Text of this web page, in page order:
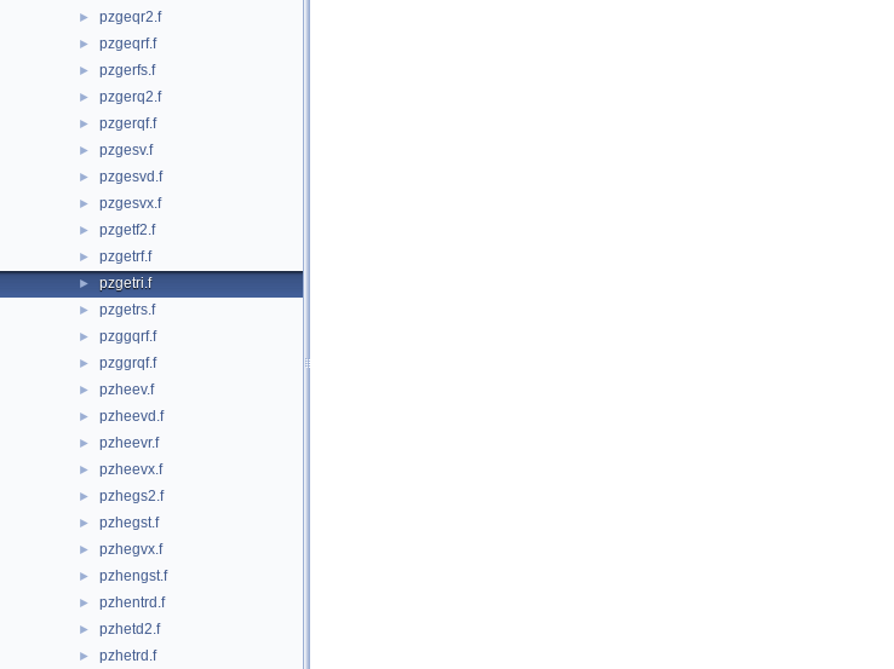
► pzgeqr2.f
► pzgeqrf.f
► pzgerfs.f
► pzgerq2.f
► pzgerqf.f
► pzgesv.f
► pzgesvd.f
► pzgesvx.f
► pzgetf2.f
► pzgetrf.f
► pzgetri.f
► pzgetrs.f
► pzggqrf.f
► pzggrqf.f
► pzheev.f
► pzheevd.f
► pzheevr.f
► pzheevx.f
► pzhegs2.f
► pzhegst.f
► pzhegvx.f
► pzhengst.f
► pzhentrd.f
► pzhetd2.f
► pzhetrd.f